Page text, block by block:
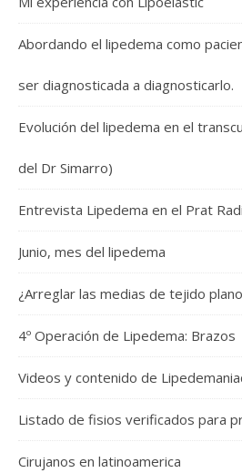
Abordando el lipedema como
ser diagnosticada a diagnosticarlo.
Evolución del lipedema en el
del Dr Simarro)
Entrevista Lipedema en el Prat
Junio, mes del lipedema
¿Arreglar las medias de tejido
4º Operación de Lipedema: Brazos
Videos y contenido de
Listado de fisios verificados para
Cirujanos en latinoamerica